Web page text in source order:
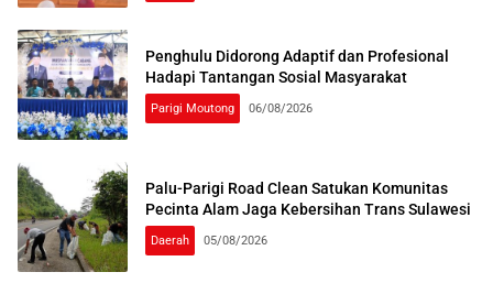
Penghulu Didorong Adaptif dan Profesional
Hadapi Tantangan Sosial Masyarakat
Parigi Moutong 06/08/2026
Palu-Parigi Road Clean Satukan Komunitas
Pecinta Alam Jaga Kebersihan Trans Sulawesi
Daerah 05/08/2026